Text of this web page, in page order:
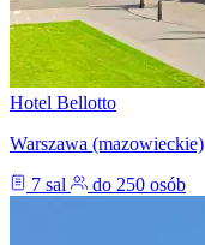
Hotel Bellotto
Warszawa (mazowieckie)
7 sal
do 250 osób